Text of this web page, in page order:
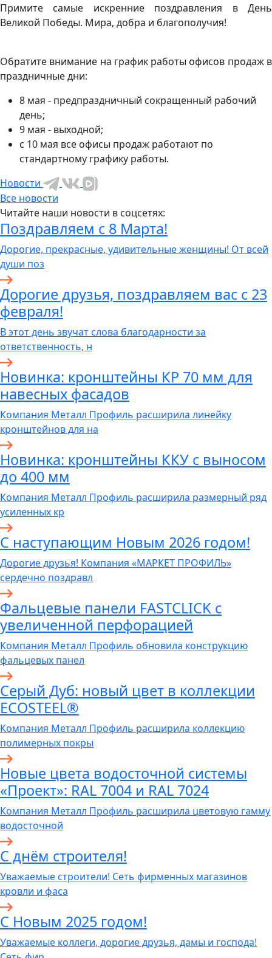
Примите самые искренние поздравления в День
Великой Победы. Мира, добра и благополучия!
Обратите внимание на график работы офисов продаж в
праздничные дни:
8 мая - предпраздничный сокращенный рабочий
день;
9 мая - выходной;
с 10 мая все офисы продаж работают по
стандартному графику работы.
Новости
Все новости
Читайте наши новости в соцсетях:
Поздравляем с 8 Марта!
Дорогие, прекрасные, удивительные женщины! От всей
души поз
Дорогие друзья, поздравляем вас с 23
февраля!
В этот день звучат слова благодарности за
ответственность, н
Новинка: кронштейны КР 70 мм для
навесных фасадов
Компания Металл Профиль расширила линейку
кронштейнов для на
Новинка: кронштейны ККУ с выносом
до 400 мм
Компания Металл Профиль расширила размерный ряд
усиленных кр
С наступающим Новым 2026 годом!
Дорогие друзья! Компания «МАРКЕТ ПРОФИЛЬ»
сердечно поздравл
Фальцевые панели FASTCLICK с
увеличенной перфорацией
Компания Металл Профиль обновила конструкцию
фальцевых панел
Серый Дуб: новый цвет в коллекции
ECOSTEEL®
Компания Металл Профиль расширила коллекцию
полимерных покры
Новые цвета водосточной системы
«Проект»: RAL 7004 и RAL 7024
Компания Металл Профиль расширила цветовую гамму
водосточной
C днём строителя!
Уважаемые строители! Сеть фирменных магазинов
кровли и фаса
С Новым 2025 годом!
Уважаемые коллеги, дорогие друзья, дамы и господа!